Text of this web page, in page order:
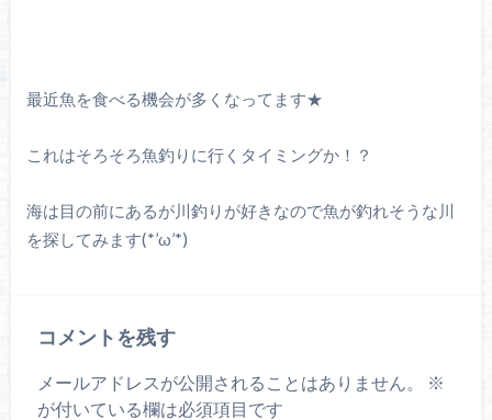
最近魚を食べる機会が多くなってます★
これはそろそろ魚釣りに行くタイミングか！？
海は目の前にあるが川釣りが好きなので魚が釣れそうな川
を探してみます(*’ω’*)
コメントを残す
メールアドレスが公開されることはありません。
※
が付いている欄は必須項目です